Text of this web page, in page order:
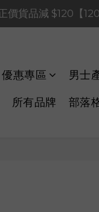
價貨品減 $120【
價貨品減 $120【
正價貨品減 $40【
Payments
價貨品減 $120【
優惠專區 男士
所有品牌 部落